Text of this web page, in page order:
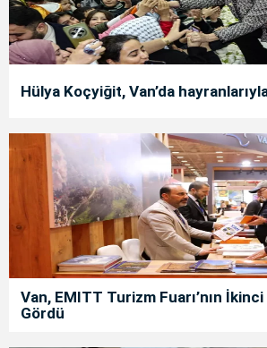
Hülya Koçyiğit, Van’da
Van, EMITT Turizm Fuarı’nın
Gördü